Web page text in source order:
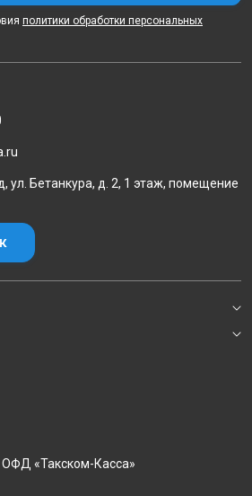
политики обработки персональных
ул. Бетанкура, д. 2, 1 этаж, помещение
ОФД «Такском-Касса»